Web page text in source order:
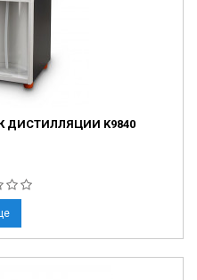
ДИСТИЛЛЯЦИИ K9840